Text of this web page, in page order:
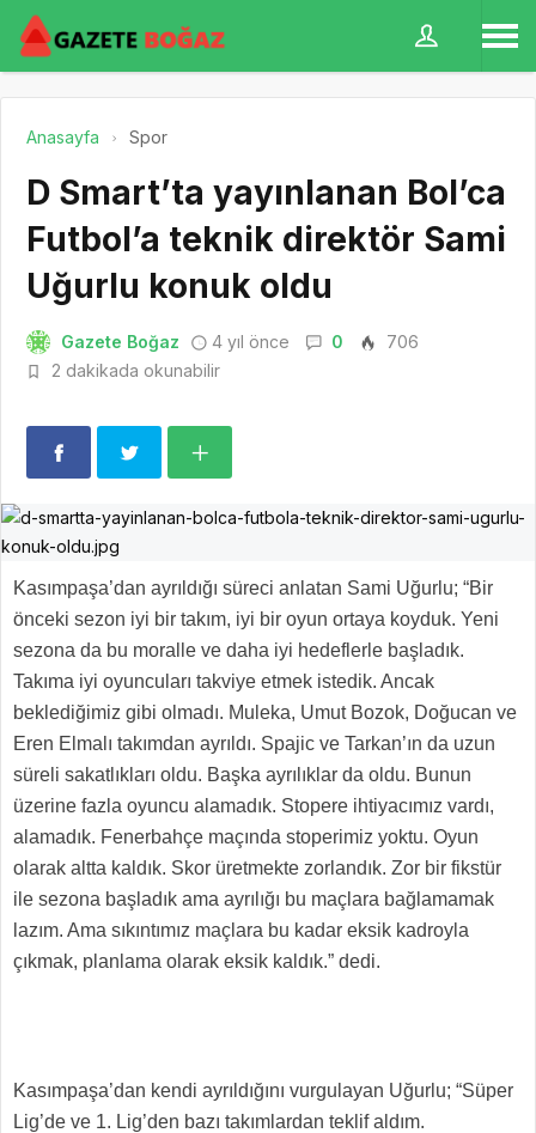
Anasayfa Spor
D Smart’ta yayınlanan Bol’ca
Futbol’a teknik direktör Sami
Uğurlu konuk oldu
Gazete Boğaz 4 yıl önce 0
706
2 dakikada okunabilir
Kasımpaşa’dan ayrıldığı süreci anlatan Sami Uğurlu; “Bir
önceki sezon iyi bir takım, iyi bir oyun ortaya koyduk. Yeni
sezona da bu moralle ve daha iyi hedeflerle başladık.
Takıma iyi oyuncuları takviye etmek istedik. Ancak
beklediğimiz gibi olmadı. Muleka, Umut Bozok, Doğucan ve
Eren Elmalı takımdan ayrıldı. Spajic ve Tarkan’ın da uzun
süreli sakatlıkları oldu. Başka ayrılıklar da oldu. Bunun
üzerine fazla oyuncu alamadık. Stopere ihtiyacımız vardı,
alamadık. Fenerbahçe maçında stoperimiz yoktu. Oyun
olarak altta kaldık. Skor üretmekte zorlandık. Zor bir fikstür
ile sezona başladık ama ayrılığı bu maçlara bağlamamak
lazım. Ama sıkıntımız maçlara bu kadar eksik kadroyla
çıkmak, planlama olarak eksik kaldık.” dedi.
Kasımpaşa’dan kendi ayrıldığını vurgulayan Uğurlu; “Süper
Lig’de ve 1. Lig’den bazı takımlardan teklif aldım.